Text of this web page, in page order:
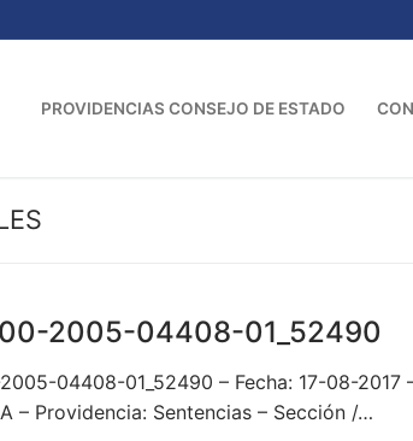
PROVIDENCIAS CONSEJO DE ESTADO
2005-04408-01_52490
04408-01_52490 – Fecha: 17-08-
– Providencia: Sentencias – Sección /…